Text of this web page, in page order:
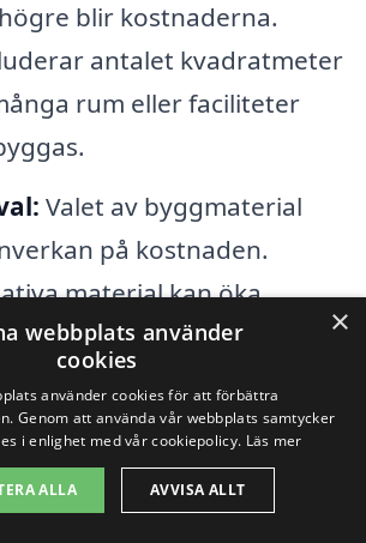
blir kostnaderna.
antalet kvadratmeter
rum eller faciliteter
Valet av byggmaterial
på kostnaden.
material kan öka
men kan också bidra till
hållbarhet.
Om arbetet
specialiserade tjänster eller
×
webbplats använder
cookies
använder cookies för att förbättra
Genom att använda vår webbplats samtycker
i enlighet med vår cookiepolicy. Läs mer
ALLA AVVISA ALLT